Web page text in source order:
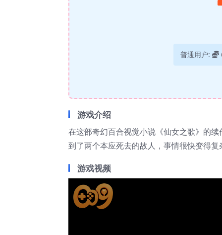
普通用户:
游戏介绍
在这部奇幻百合视觉小说《仙女之歌》的
到了两个本应死去的故人，事情很快变得复
游戏视频